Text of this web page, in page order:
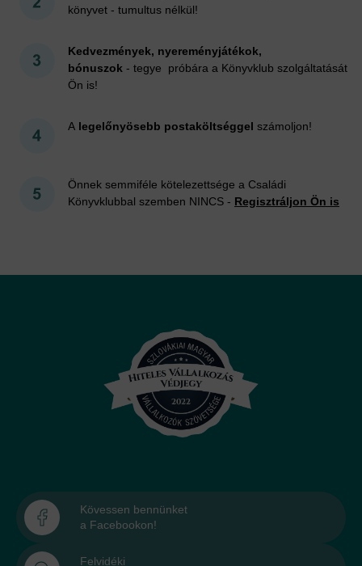
könyvet - tumultus nélkül!
Kedvezmények, nyereményjátékok,
bónuszok - tegye próbára a Könyvklub szolgáltatását
Ön is!
A legelőnyösebb postaköltséggel számoljon!
Önnek semmiféle kötelezettsége a Családi
Könyvklubbal szemben NINCS - Regisztráljon Ön is
Kövessen bennünket
a Facebookon!
Felvidéki